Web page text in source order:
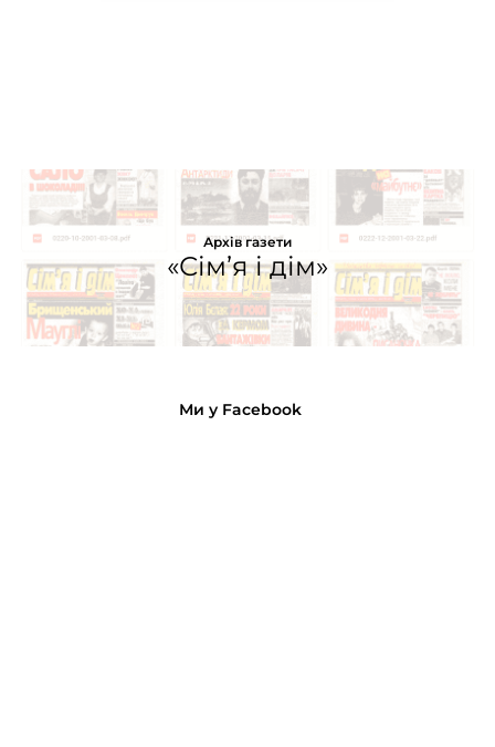
Архів газети
«Сім’я і дім»
Ми у Facebook